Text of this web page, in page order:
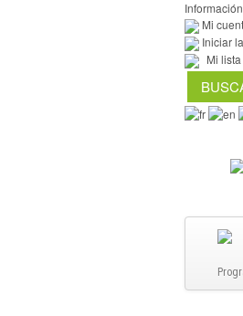
Información
Mi
Iniciar
Mi